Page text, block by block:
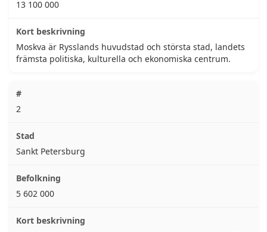
13 100 000
Moskva är Rysslands huvudstad och största stad, landets
främsta politiska, kulturella och ekonomiska centrum.
2
Sankt Petersburg
5 602 000